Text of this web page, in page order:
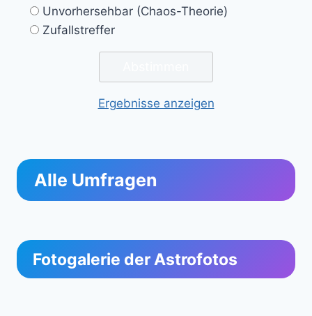
Unvorhersehbar (Chaos-Theorie)
Zufallstreffer
Ergebnisse anzeigen
Alle Umfragen
Fotogalerie der Astrofotos